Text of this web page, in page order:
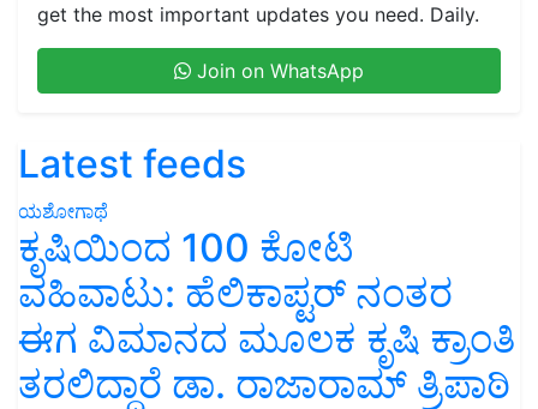
get the most important updates you need. Daily.
Join on WhatsApp
Latest feeds
ಯಶೋಗಾಥೆ
ಕೃಷಿಯಿಂದ 100 ಕೋಟಿ
ವಹಿವಾಟು: ಹೆಲಿಕಾಪ್ಟರ್ ನಂತರ
ಈಗ ವಿಮಾನದ ಮೂಲಕ ಕೃಷಿ ಕ್ರಾಂತಿ
ತರಲಿದ್ದಾರೆ ಡಾ. ರಾಜಾರಾಮ್ ತ್ರಿಪಾಠಿ